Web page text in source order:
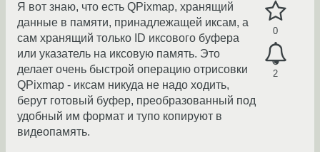
0
2
Я вот знаю, что есть QPixmap, хранящий
данные в памяти, принадлежащей иксам, а
сам хранящий только ID иксового буфера
или указатель на иксовую память. Это
делает очень быстрой операцию отрисовки
QPixmap - иксам никуда не надо ходить,
берут готовый буфер, преобразованный под
удобный им формат и тупо копируют в
видеопамять.